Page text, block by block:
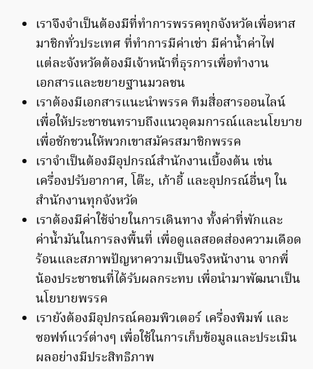
เราจึงจำเป็นต้องมีที่ทำการพรรคทุกจังหวัดเพื่อหาส
มาชิกทั่วประเทศ ที่ทำการมีค่าเช่า มีค่าน้ำค่าไฟ
แต่ละจังหวัดต้องมีเจ้าหน้าที่ธุรการเพื่อทำงาน
เอกสารและขยายฐานมวลชน
เราต้องมีเอกสารแนะนำพรรค ทีมสื่อสารออนไลน์
เพื่อให้ประชาชนทราบถึงแนวอุดมการณ์และนโยบาย
เพื่อชักชวนให้พวกเขาสมัครสมาชิกพรรค
เราจำเป็นต้องมีอุปกรณ์สำนักงานเบื้องต้น เช่น
เครื่องปรับอากาศ, โต๊ะ, เก้าอี้ และอุปกรณ์อื่นๆ ใน
สำนักงานทุกจังหวัด
เราต้องมีค่าใช้จ่ายในการเดินทาง ทั้งค่าที่พักและ
ค่าน้ำมันในการลงพื้นที่ เพื่อดูแลสอดส่องความเดือด
ร้อนและสภาพปัญหาความเป็นจริงหน้างาน จากพี่
น้องประชาชนที่ได้รับผลกระทบ เพื่อนำมาพัฒนาเป็น
นโยบายพรรค
เรายังต้องมีอุปกรณ์คอมพิวเตอร์ เครื่องพิมพ์ และ
ซอฟท์แวร์ต่างๆ เพื่อใช้ในการเก็บข้อมูลและประเมิน
ผลอย่างมีประสิทธิภาพ